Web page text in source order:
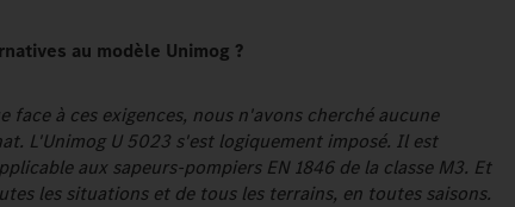
au modèle Unimog ?
face à ces exigences, nous n'avons cherché aucune
L'Unimog U 5023 s'est logiquement imposé. Il est
aux sapeurs-pompiers EN 1846 de la classe M3. Et
les situations et de tous les terrains, en toutes saisons.